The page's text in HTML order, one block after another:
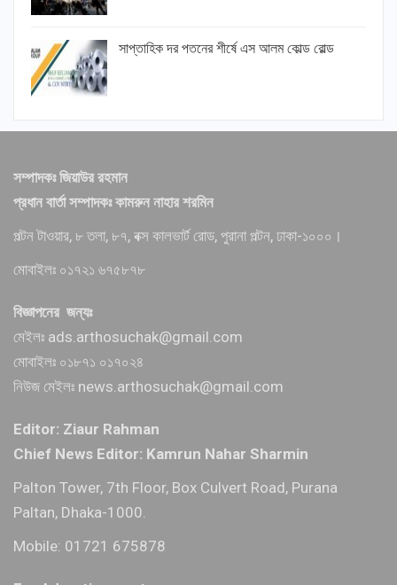
সাপ্তাহিক দর পতনের শীর্ষে এস আলম কোল্ড রোল্ড
সম্পাদকঃ জিয়াউর রহমান
প্রধান বার্তা সম্পাদকঃ কামরুন নাহার শরমিন
পল্টন টাওয়ার, ৮ তলা, ৮৭, বক্স কালভার্ট রোড, পুরানা পল্টন, ঢাকা-১০০০।
মোবাইলঃ ০১৭২১ ৬৭৫৮৭৮
বিজ্ঞাপনের জন্যঃ
মেইলঃ ads.arthosuchak@gmail.com
মোবাইলঃ ০১৮৭১ ০১৭০২৪
নিউজ মেইলঃ news.arthosuchak@gmail.com
Editor: Ziaur Rahman
Chief News Editor: Kamrun Nahar Sharmin
Palton Tower, 7th Floor, Box Culvert Road, Purana
Paltan, Dhaka-1000.
Mobile: 01721 675878